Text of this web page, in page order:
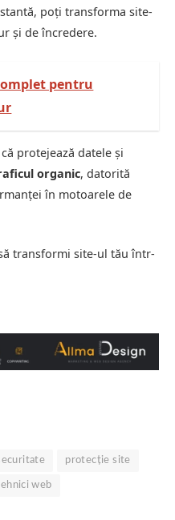
poți transforma site-
și de încredere.
pentru
protejează datele și
organic, datorită
în motoarele de
transformi site-ul tău într-
protecție site
web